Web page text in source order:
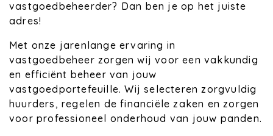
vastgoedbeheerder? Dan ben je op het juiste
adres!
Met onze jarenlange ervaring in
vastgoedbeheer zorgen wij voor een vakkundig
en efficiënt beheer van jouw
vastgoedportefeuille. Wij selecteren zorgvuldig
huurders, regelen de financiële zaken en zorgen
voor professioneel onderhoud van jouw panden.